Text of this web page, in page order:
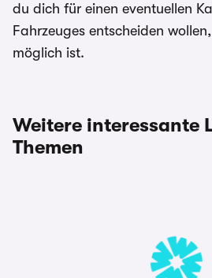
du dich für einen eventuellen
Fahrzeuges entscheiden
möglich ist.
Weitere interessante
Themen